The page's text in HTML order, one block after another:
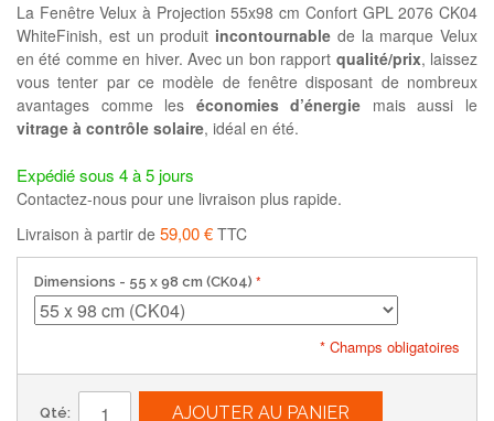
La Fenêtre Velux à Projection 55x98 cm Confort GPL 2076 CK04
WhiteFinish, est un produit incontournable de la marque Velux
en été comme en hiver. Avec un bon rapport qualité/prix, laissez
vous tenter par ce modèle de fenêtre disposant de nombreux
avantages comme les économies d’énergie mais aussi le
vitrage à contrôle solaire, idéal en été.
Expédié sous 4 à 5 jours
Contactez-nous pour une livraison plus rapide.
Livraison à partir de 59,00 € TTC
Dimensions - 55 x 98 cm (CK04)
* Champs obligatoires
Qté: AJOUTER AU PANIER